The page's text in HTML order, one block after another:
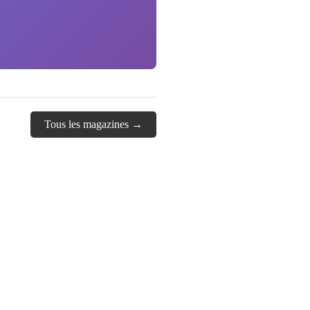
Tous les magazines →